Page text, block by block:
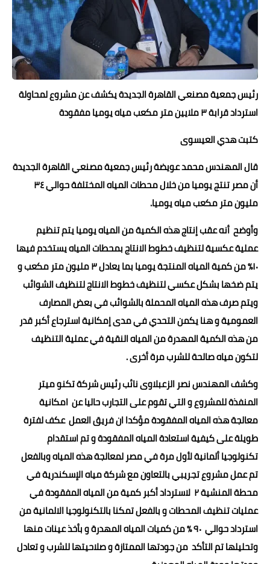
تكنولوجيا المعلومات
حوادث وقضايا
خدمات
الصحه والجمال
فن المطبخ
رئيس جمعية مصنعي القاهرة الجديدة يكشف عن مشروع لمحاولة
استرداد قرابة ٣ ملايين متر مكعب مياه يوميا مفقودة
كتبت هدي العيسوى
قال المهندس محمد عويضة رئيس جمعية مصنعي القاهرة الجديدة
أن مصر تنتج يوميا من خلال محطات المياه المختلفة حوالي ٣٤
مليون متر مكعب مياه يوميا.
وأوضح أنه عقب إنتاج هذه الكمية من المياه يوميا يتم تنظيم
عملية عكسية لتنظيف خطوط الانتاج بمحطات المياه يستخدم فيها
١٠٪؜ من كمية المياه المنتجة يوميا بما يعادل ٣ مليون متر مكعب و
يتم ضخها بشكل عكسي لتنظيف خطوط الانتاج لتنظيف الشوائب
ويتم صرف هذه المياه المحملة بالشوائب في بعض المصارف
العمومية و هنا يكمن التحدي في مدى إمكانية استرجاع أكبر قدر
من هذه الكمية المهدرة من المياه النقية في عملية التنظيف
لتكون مياه صالحة للشرب مرة أخرى .
وكشف المهندس نصر الزعبلاوى نائب رئيس شركة تكنو ميتر
المنفذة للمشروع و التي تقوم على التجارب حاليا عن امكانية
معالجة هذه المياه المفقودة مؤكدا ان فريق العمل عكف لفترة
طويلة على كيفية استعادة المياه المفقودة و تم استقدام
تكنولوجيا ألمانية لأول مرة في مصر لمعالجة هذه المياه وبالفعل
تم عمل مشروع تجريبي بالتعاون مع شركة مياه الإسكندرية في
محطة المنشية ٢ لاسترداد أكبر كمية من المياه المفقودة في
عمليات تنظيف المحطات و بالفعل تمكنا بالتكنولوجيا الالمانية من
استرداد حوالي ٩٠ ٪؜ من كميات المياه المهدرة و بأخذ عينات منها
وتحليلها تم التأكد من جودتها الممتازة و صلاحيتها للشرب و تعادل